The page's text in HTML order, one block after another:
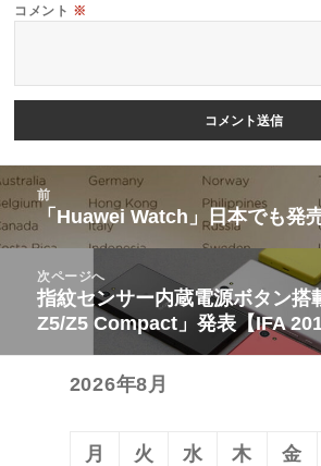
コメント ※
投
稿
ナ
前
前
の
投
稿:
「Huawei Watch」日本でも発
次ページへ
次
の
指紋センサー内蔵電源ボタン搭
Z5/Z5 Compact」発表【IFA
2026年8月
月 火 水 木 金